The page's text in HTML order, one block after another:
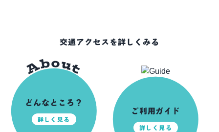
交通アクセスを詳しくみる
どんなところ？
詳しく見る
ご利用ガイド
詳しく見る